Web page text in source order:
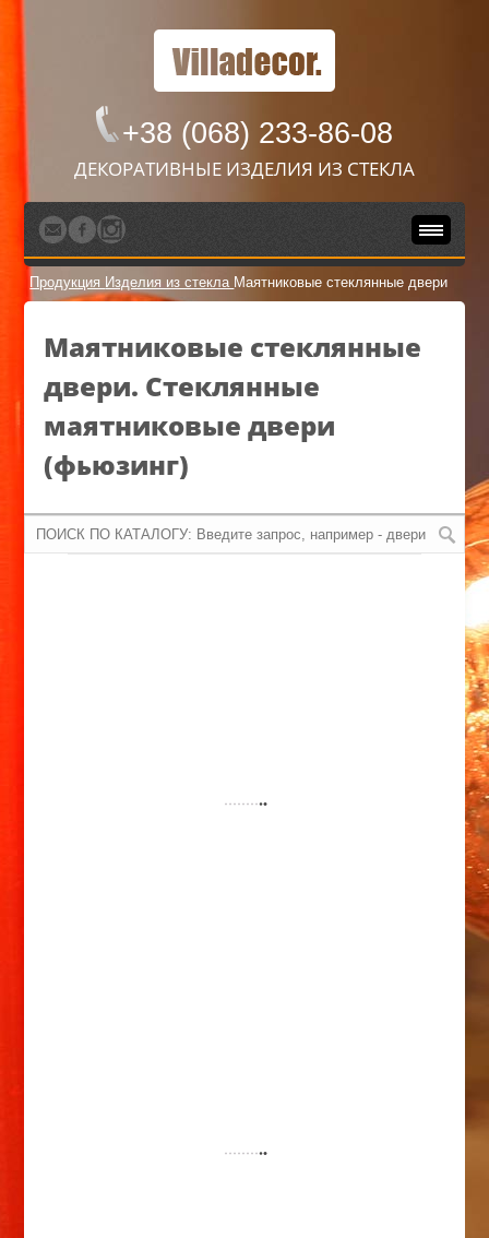
+38 (068) 233-86-08
ДЕКОРАТИВНЫЕ ИЗДЕЛИЯ ИЗ СТЕКЛА
Продукция Изделия из стекла Маятниковые стеклянные двери
Маятниковые стеклянные
двери. Стеклянные
маятниковые двери
(фьюзинг)